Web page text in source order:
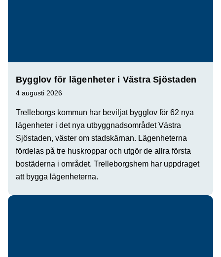
Bygglov för lägenheter i Västra Sjöstaden
4 augusti 2026
Trelleborgs kommun har beviljat bygglov för 62 nya
lägenheter i det nya utbyggnadsområdet Västra
Sjöstaden, väster om stadskärnan. Lägenheterna
fördelas på tre huskroppar och utgör de allra första
bostäderna i området. Trelleborgshem har uppdraget
att bygga lägenheterna.